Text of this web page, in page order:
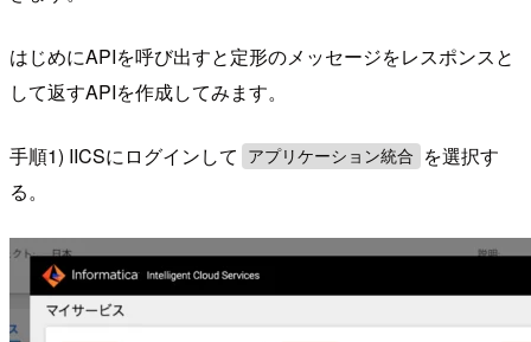
はじめにAPIを呼び出すと定形のメッセージをレスポンスと
して返すAPIを作成してみます。
手順1) IICSにログインして アプリケーション統合
を選択す
る。